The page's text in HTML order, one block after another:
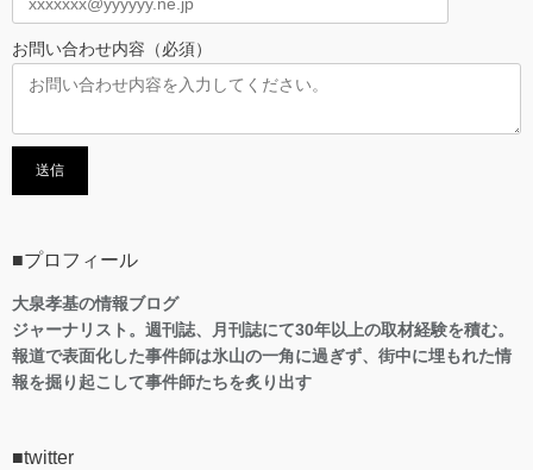
お問い合わせ内容（必須）
■プロフィール
大泉孝基の情報ブログ
ジャーナリスト。週刊誌、月刊誌にて30年以上の取材経験を積む。
報道で表面化した事件師は氷山の一角に過ぎず、街中に埋もれた情
報を掘り起こして事件師たちを炙り出す
■twitter